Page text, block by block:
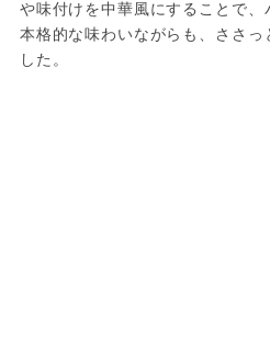
や味付けを中華風にすることで、
本格的な味わいながらも、ささっ
した。